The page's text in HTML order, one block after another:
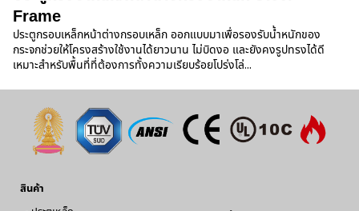
Frame
ประตูกรอบเหล็กหน้าต่างกรอบเหล็ก ออกแบบมาเพื่อรองรับน้ำหนักของ
กระจกช่วยให้โครงสร้างใช้งานได้ยาวนาน ไม่บิดงอ และยังคงรูปทรงได้ดี
เหมาะสำหรับพื้นที่ที่ต้องการทั้งความเรียบร้อยโปร่งโล่...
สินค้า